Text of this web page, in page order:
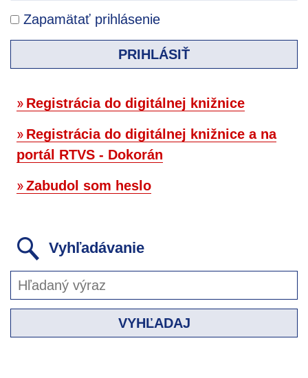
Zapamätať prihlásenie
PRIHLÁSIŤ
Registrácia do digitálnej knižnice
Registrácia do digitálnej knižnice a na
portál RTVS - Dokorán
Zabudol som heslo
Vyhľadávanie
VYHĽADAJ